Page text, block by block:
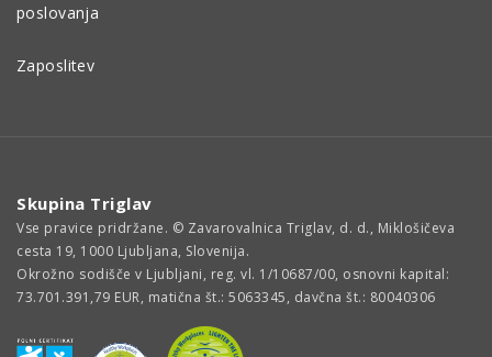
poslovanja
Zaposlitev
Skupina Triglav
Vse pravice pridržane. © Zavarovalnica Triglav, d. d., Miklošičeva
cesta 19, 1000 Ljubljana, Slovenija.
Okrožno sodišče v Ljubljani, reg. vl. 1/10687/00, osnovni kapital:
73.701.391,79 EUR, matična št.: 5063345, davčna št.: 80040306